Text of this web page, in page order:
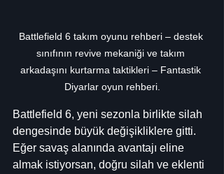
Battlefield 6 takım oyunu rehberi – destek
sınıfının revive mekaniği ve takım
arkadaşını kurtarma taktikleri – Fantastik
Diyarlar oyun rehberi.
Battlefield 6, yeni sezonla birlikte silah
dengesinde büyük değişikliklere gitti.
Eğer savaş alanında avantajı eline
almak istiyorsan, doğru silah ve eklenti